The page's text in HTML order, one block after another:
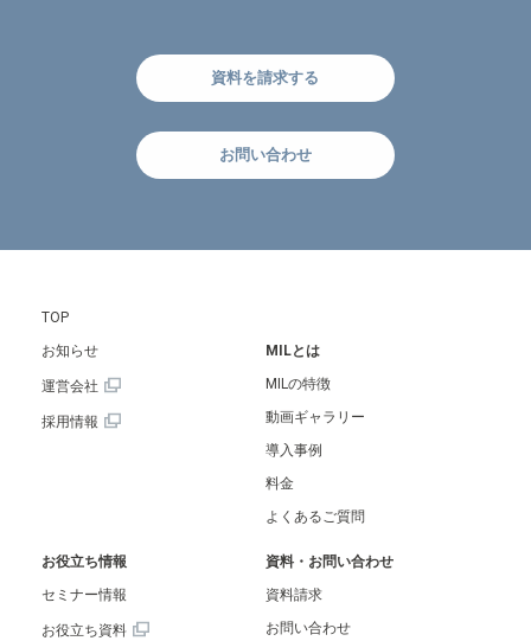
資料を請求する
お問い合わせ
TOP
お知らせ
運営会社
採用情報
MILとは
MILの特徴
動画ギャラリー
導入事例
料金
よくあるご質問
お役立ち情報
セミナー情報
お役立ち資料
資料・お問い合わせ
資料請求
お問い合わせ